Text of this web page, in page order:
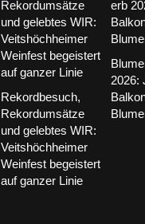
Rekordbesuch,
Rekordumsätze
und gelebtes WIR:
Veitshöchheimer
Weinfest begeistert
auf ganzer Linie
2026: